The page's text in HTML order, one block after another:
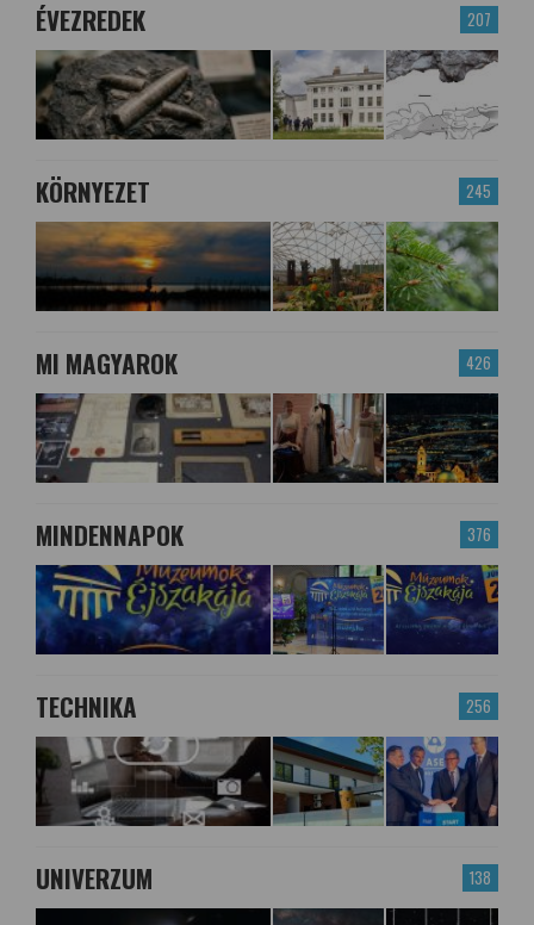
207
ÉVEZREDEK
245
KÖRNYEZET
426
MI MAGYAROK
376
MINDENNAPOK
256
TECHNIKA
138
UNIVERZUM